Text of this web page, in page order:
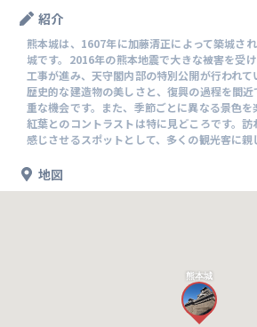
紹介
熊本城は、1607年に加藤清正によって築城さ
城です。2016年の熊本地震で大きな被害を受
工事が進み、天守閣内部の特別公開が行われて
歴史的な建造物の美しさと、復興の過程を間
重な機会です。また、季節ごとに異なる景色
紅葉とのコントラストは特に見どころです。
感じさせるスポットとして、多くの観光客に親
地図
熊本城